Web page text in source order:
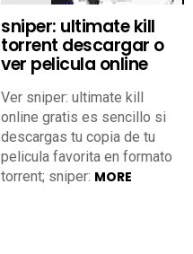
sniper: ultimate kill
torrent descargar o
ver pelicula online
Ver sniper: ultimate kill
online gratis es sencillo si
descargas tu copia de tu
pelicula favorita en formato
torrent; sniper: MORE